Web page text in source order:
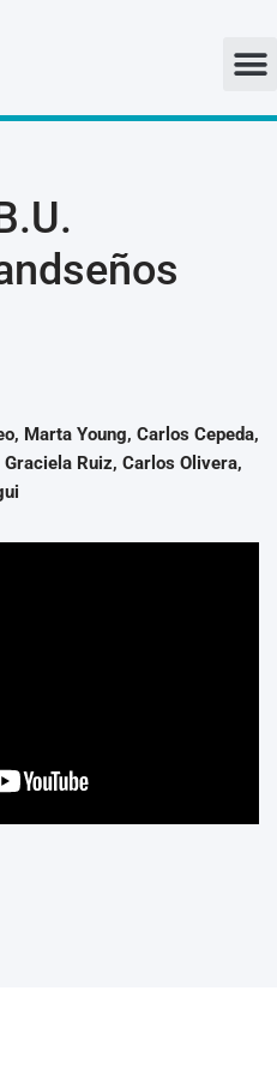
Marta Young, Carlos Cepeda,
Ruiz, Carlos Olivera,